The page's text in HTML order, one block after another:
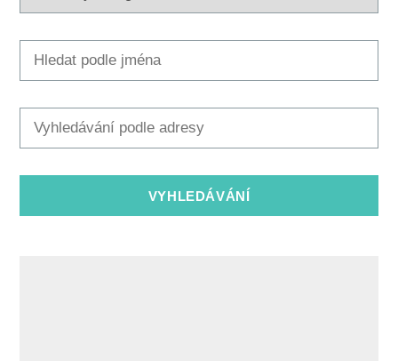
info@kastela-info.hr
Villa Nika, Kamberovo šetalište 30,
21216 Kaštel Stari, Hrvatska
Wskazówki